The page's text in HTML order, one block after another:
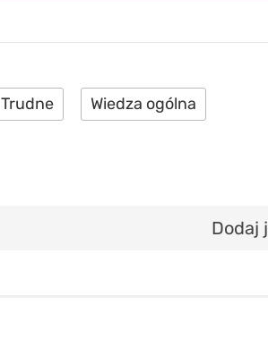
Trudne Wiedza ogólna
Dodaj